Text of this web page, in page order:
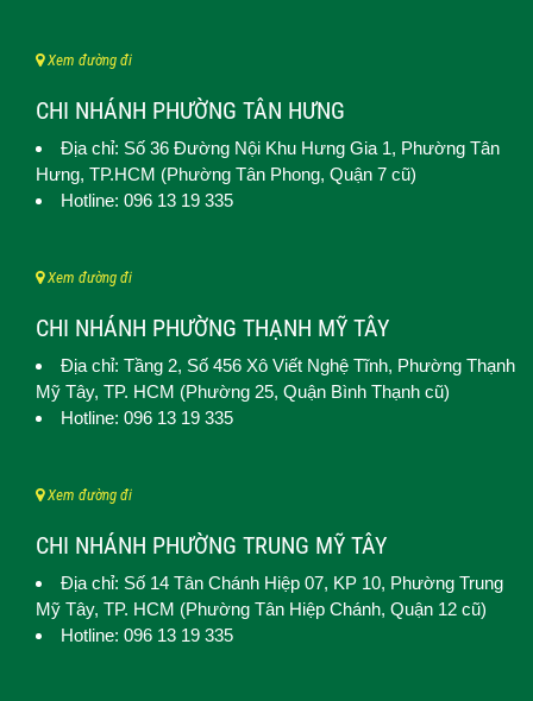
Xem đường đi
CHI NHÁNH PHƯỜNG TÂN HƯNG
Địa chỉ: Số 36 Đường Nội Khu Hưng Gia 1, Phường Tân
Hưng, TP.HCM (Phường Tân Phong, Quận 7 cũ)
Hotline: 096 13 19 335
Xem đường đi
CHI NHÁNH PHƯỜNG THẠNH MỸ TÂY
Địa chỉ: Tầng 2, Số 456 Xô Viết Nghệ Tĩnh, Phường Thạnh
Mỹ Tây, TP. HCM (Phường 25, Quận Bình Thạnh cũ)
Hotline: 096 13 19 335
Xem đường đi
CHI NHÁNH PHƯỜNG TRUNG MỸ TÂY
Địa chỉ: Số 14 Tân Chánh Hiệp 07, KP 10, Phường Trung
Mỹ Tây, TP. HCM (Phường Tân Hiệp Chánh, Quận 12 cũ)
Hotline: 096 13 19 335